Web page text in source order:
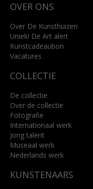
4818 SB Breda
info@kunsthuisbreda.nl
Lees meer
OVER ONS
Over De Kunsthuizen
Uniek! De Art alert
Kunstcadeaubon
Vacatures
COLLECTIE
De collectie
Over de collectie
Fotografie
Internationaal werk
Jong talent
Museaal werk
Nederlands werk
KUNSTENAARS